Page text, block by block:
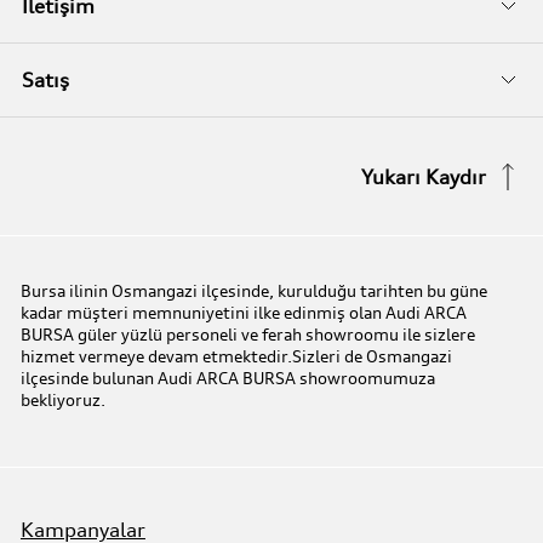
Serviste Prestijin 7 Prensibi
Audi Online Team
Benim Audim
Biz Kimiz?
İletişim
İletişim Bilgileri
Satış
Audi prime :plus
Yukarı Kaydır
Bursa ilinin Osmangazi ilçesinde, kurulduğu tarihten bu güne
kadar müşteri memnuniyetini ilke edinmiş olan Audi ARCA
BURSA güler yüzlü personeli ve ferah showroomu ile sizlere
hizmet vermeye devam etmektedir.Sizleri de Osmangazi
ilçesinde bulunan Audi ARCA BURSA showroomumuza
bekliyoruz.
Kampanyalar